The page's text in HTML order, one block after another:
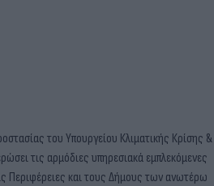
του Υπουργείου Κλιματικής Κρίσης &
τις αρμόδιες υπηρεσιακά εμπλεκόμενες
Περιφέρειες και τους Δήμους των ανωτέρω